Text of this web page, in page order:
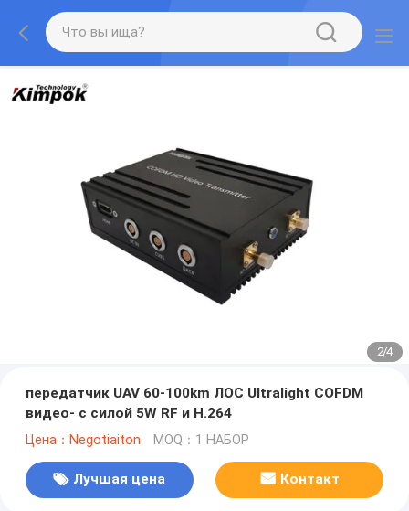
2/4
передатчик UAV 60-100km ЛОС Ultralight COFDM
видео- с силой 5W RF и H.264
Цена：Negotiaiton MOQ：1 НАБОР
Лучшая цена Контакт